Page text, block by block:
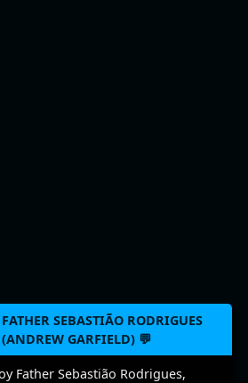
FATHER SEBASTIÃO RODRIGUES
(ANDREW GARFIELD) 💬
Father Sebastião Rodrigues,